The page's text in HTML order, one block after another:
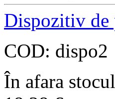
Dispozitiv de
COD: dispo2
În afara